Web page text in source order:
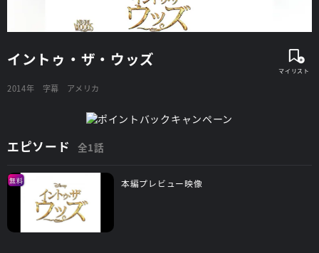
イントゥ・ザ・ウッズ
2014年 字幕 アメリカ
エピソード 全1話
無料 本編プレビュー映像